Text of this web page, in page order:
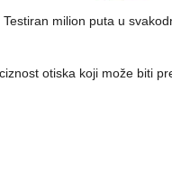
milion puta u
otiska koji može biti